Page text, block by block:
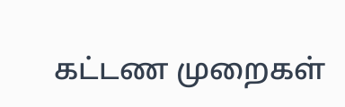
கட்டண முறைகள்